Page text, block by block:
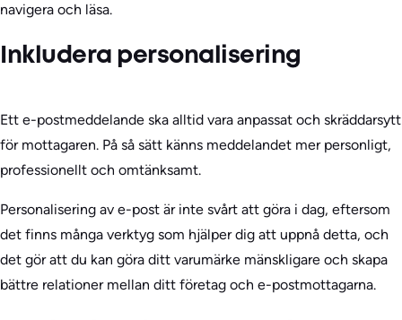
navigera och läsa.
Inkludera personalisering
Ett e-postmeddelande ska alltid vara anpassat och skräddarsytt
för mottagaren. På så sätt känns meddelandet mer personligt,
professionellt och omtänksamt.
Personalisering av e-post är inte svårt att göra i dag, eftersom
det finns många verktyg som hjälper dig att uppnå detta, och
det gör att du kan göra ditt varumärke mänskligare och skapa
bättre relationer mellan ditt företag och e-postmottagarna.